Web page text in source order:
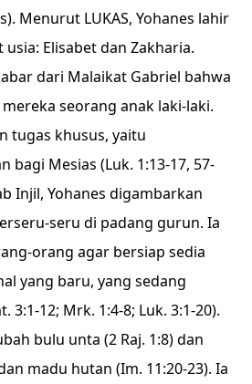
Menurut LUKAS, Yohanes lahir
Elisabet dan Zakharia.
dari Malaikat Gabriel bahwa
seorang anak laki-laki.
tugas khusus, yaitu
bagi Mesias (Luk. 1:13-17, 57-
Injil, Yohanes digambarkan
seru di padang gurun. Ia
orang agar bersiap sedia
yang baru, yang sedang
3:1-12; Mrk. 1:4-8; Luk. 3:1-20).
bulu unta (2 Raj. 1:8) dan
madu hutan (Im. 11:20-23). Ia